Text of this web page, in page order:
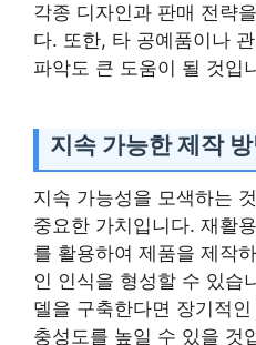
각종 디자인과 판매 전략
다. 또한, 타 공예품이나
파악도 큰 도움이 될 것입
지속 가능한 제작
지속 가능성을 모색하는
중요한 가치입니다. 재활
를 활용하여 제품을 제작
인 인식을 형성할 수 있습
델을 구축한다면 장기적
충성도를 높일 수 있을 것